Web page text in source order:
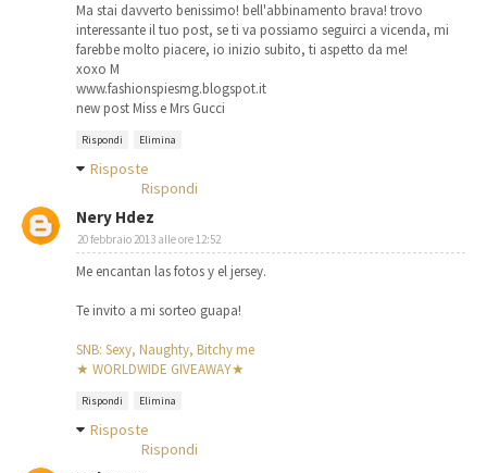
Ma stai davverto benissimo! bell'abbinamento brava! trovo
interessante il tuo post, se ti va possiamo seguirci a vicenda, mi
farebbe molto piacere, io inizio subito, ti aspetto da me!
xoxo M
www.fashionspiesmg.blogspot.it
new post Miss e Mrs Gucci
Rispondi Elimina
Risposte
Rispondi
Nery Hdez
20 febbraio 2013 alle ore 12:52
Me encantan las fotos y el jersey.
Te invito a mi sorteo guapa!
SNB: Sexy, Naughty, Bitchy me
★ WORLDWIDE GIVEAWAY★
Rispondi Elimina
Risposte
Rispondi